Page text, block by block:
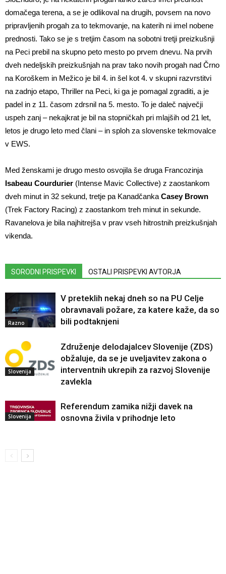
domačega terena, a se je odlikoval na drugih, povsem na novo
pripravljenih progah za to tekmovanje, na katerih ni imel nobene
prednosti. Tako se je s tretjim časom na sobotni tretji preizkušnji
na Peci prebil na skupno peto mesto po prvem dnevu. Na prvih
dveh nedeljskih preizkušnjah na prav tako novih progah nad Črno
na Koroškem in Mežico je bil 4. in šel kot 4. v skupni razvrstitvi
na zadnjo etapo, Thriller na Peci, ki ga je pomagal zgraditi, a je
padel in z 11. časom zdrsnil na 5. mesto. To je daleč največji
uspeh zanj – nekajkrat je bil na stopničkah pri mlajših od 21 let,
letos je drugo leto med člani – in sploh za slovenske tekmovalce
v EWS.
Med ženskami je drugo mesto osvojila še druga Francozinja
Isabeau Courdurier (Intense Mavic Collective) z zaostankom
dveh minut in 32 sekund, tretje pa Kanadčanka Casey Brown
(Trek Factory Racing) z zaostankom treh minut in sekunde.
Ravanelova je bila najhitrejša v prav vseh hitrostnih preizkušnjah
vikenda.
SORODNI PRISPEVKI OSTALI PRISPEVKI AVTORJA
Razno
V preteklih nekaj dneh so na PU Celje
obravnavali požare, za katere kaže, da so
bili podtaknjeni
Slovenija
Združenje delodajalcev Slovenije (ZDS)
obžaluje, da se je uveljavitev zakona o
interventnih ukrepih za razvoj Slovenije
zavlekla
Slovenija
Referendum zamika nižji davek na
osnovna živila v prihodnje leto